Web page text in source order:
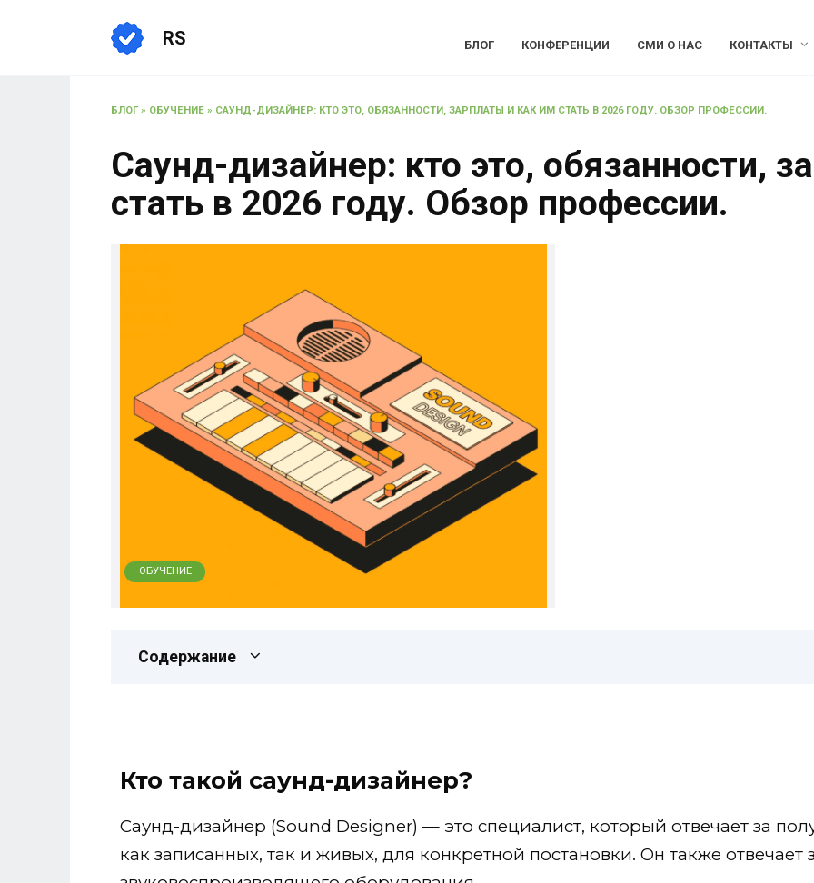
RS БЛОГ КОНФЕРЕНЦИИ СМИ О НАС КОНТАКТЫ
БЛОГ» ОБУЧЕНИЕ » САУНД-ДИЗАЙНЕР: КТО ЭТО, ОБЯЗАННОСТИ, ЗАРПЛАТЫ И КАК ИМ СТАТЬ В 2026 ГОДУ. ОБЗОР ПРОФЕССИИ.
Саунд-дизайнер: кто это, обязанности,
стать в 2026 году. Обзор профессии.
ОБУЧЕНИЕ
Содержание
Кто такой саунд-дизайнер?
Саунд-дизайнер (Sound Designer) — это специалист, который отвечает за
как записанных, так и живых, для конкретной постановки. Он также отвечает